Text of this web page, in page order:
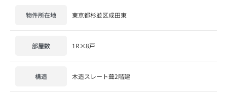
物件所在地 東京都杉並区成田東
部屋数 1R×8戸
構造 木造スレート葺2階建